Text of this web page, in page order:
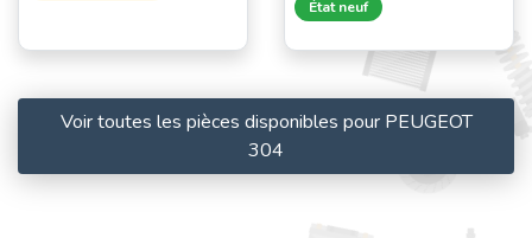
État neuf
Voir toutes les pièces disponibles pour PEUGEOT
304